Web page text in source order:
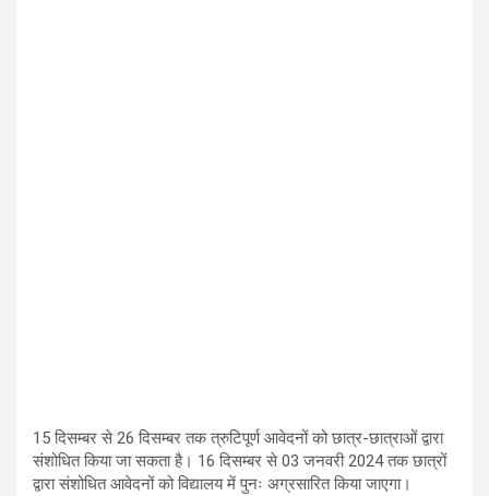
15दिसम्बर से26 दिसम्बर तक त्रुटिपूर्ण आवेदनों को छात्र-छात्राओं द्वारा
संशोधित किया जा सकता है। 16 दिसम्बर से03 जनवरी2024तक छात्रों
द्वारा संशोधित आवेदनों को विद्यालय में पुनः अग्रसारित किया जाएगा।